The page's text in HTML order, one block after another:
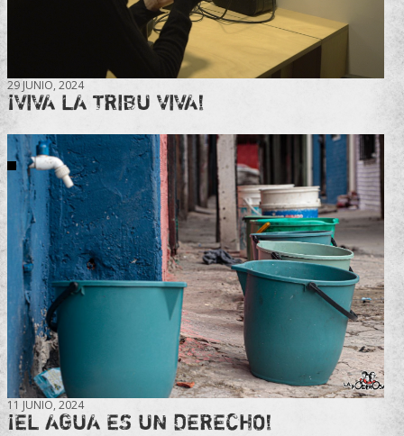
29 JUNIO, 2024
¡VIVA LA TRIBU VIVA!
11 JUNIO, 2024
¡EL AGUA ES UN DERECHO!